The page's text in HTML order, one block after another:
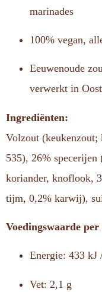
marinades
100% vegan,
Eeuwenoude
verwerkt in
Ingrediënten:
Volzout
535), 26% specerijen
koriander, knoflook,
tijm, 0,2% karwij),
Voedingswaarde per
Energie: 433 kJ
Vet: 2,1 g